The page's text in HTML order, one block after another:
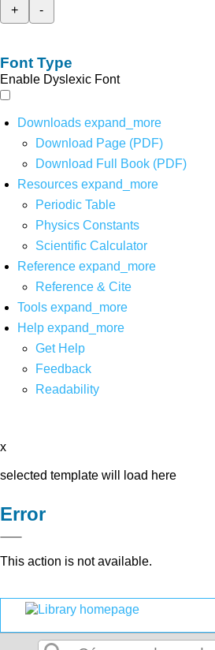
+
-
Font Type
Enable Dyslexic Font
Downloads expand_more
Download Page (PDF)
Download Full Book (PDF)
Resources expand_more
Periodic Table
Physics Constants
Scientific Calculator
Reference expand_more
Reference & Cite
Tools expand_more
Help expand_more
Get Help
Feedback
Readability
x
selected template will load here
Error
This action is not available.